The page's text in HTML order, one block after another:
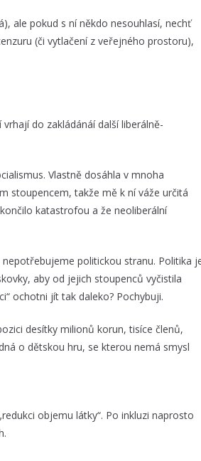
ale pokud s ní někdo nesouhlasí, nechť
(či vytlačení z veřejného prostoru),
do zakládánáí další liberálně-
Vlastně dosáhla v mnoha
stoupencem, takže mě k ní váže určitá
katastrofou a že neoliberální
politickou stranu. Politika
aby od jejich stoupenců vyčistila
ochotni jít tak daleko? Pochybuji.
desítky milionů korun, tisíce členů,
o dětskou hru, se kterou nemá smysl
objemu látky“. Po inkluzi naprosto